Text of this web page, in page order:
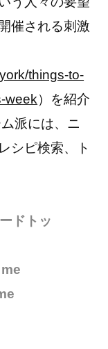
催される刺激
things-to-
week）を紹介
派には、ニ
シピ検索、ト
ドトッ